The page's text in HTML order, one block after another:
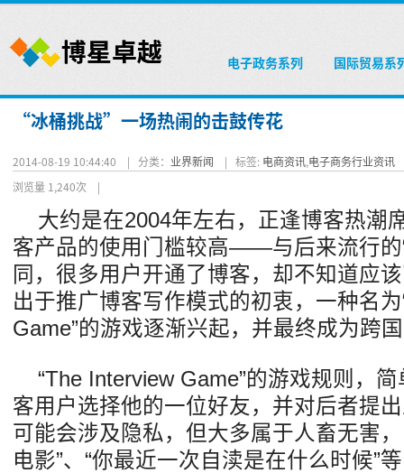
电子政务系列 国际贸易系
“冰桶挑战”一场热闹的击鼓传花
2014-08-19 10:44:40 | 分类： 业界新闻 | 标签: 电商资讯,电子商务行业资讯
浏览量 1,240次 |
大约是在2004年左右，正逢博客热潮
客产品的使用门槛较高——与后来流行的
同，很多用户开通了博客，却不知道应
出于推广博客写作模式的初衷，一种名
Game”的游戏逐渐兴起，并最终成为跨
“The Interview Game”的游戏规则，
客用户选择他的一位好友，并对后者提
可能会涉及隐私，但大多属于人畜无害
电影”、“你最近一次自渎是在什么时候”